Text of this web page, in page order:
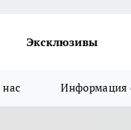
Эксклюзивы
Информация